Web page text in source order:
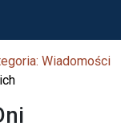
Wiadomości